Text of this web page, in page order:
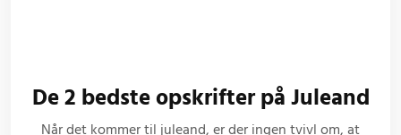
De 2 bedste opskrifter på Juleand
Når det kommer til juleand, er der ingen tvivl om, at